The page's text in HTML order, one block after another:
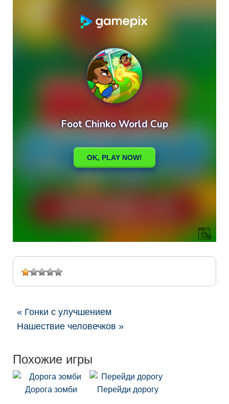
« Гонки с улучшением
Нашествие человечков »
Похожие игры
Дорога зомби Перейди дорогу